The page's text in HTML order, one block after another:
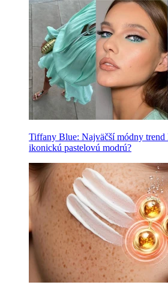
Tiffany Blue: Najväčší módny
ikonickú pastelovú modrú?